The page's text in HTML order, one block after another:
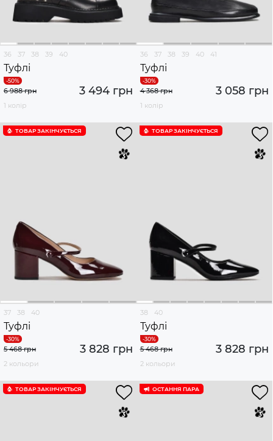
36 37 38 39 40
Туфлі
3 494 грн
6 988 грн
1 колір
36 37 38 39 40 41
Туфлі
3 058 грн
4 368 грн
1 колір
ТОВАР ЗАКІНЧУЄTЬСЯ
37 38 40
Туфлі
3 828 грн
5 468 грн
2 кольори
ТОВАР ЗАКІНЧУЄTЬСЯ
38 40
Туфлі
3 828 грн
5 468 грн
2 кольори
ТОВАР ЗАКІНЧУЄTЬСЯ ОСТАННЯ ПАРА